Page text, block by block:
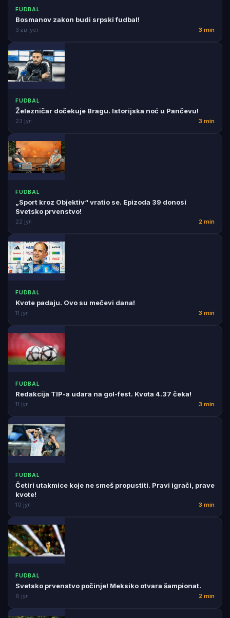
FUDBAL
Bosmanov zakon budi srpski fudbal!
3 август 3 min
FUDBAL
Železničar dočekuje Bragu. Istorijska noć u Pančevu!
23 јул 3 min
FUDBAL
„Sport kroz Objektiv“ vratio se. Epizoda 39 donosi
Svetsko prvenstvo!
22 јул 2 min
FUDBAL
Kvote padaju. Ovo su mečevi dana!
11 јул 3 min
FUDBAL
Redakcija TIP-a udara na gol-fest. Kvota 4.37 čeka!
11 јул 3 min
FUDBAL
Četiri utakmice koje ne smeš propustiti. Pravi igrači, prave
kvote!
10 јул 3 min
FUDBAL
Svetsko prvenstvo počinje! Meksiko otvara šampionat.
6 јул 2 min